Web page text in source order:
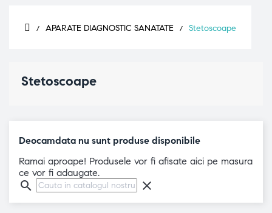
APARATE DIAGNOSTIC SANATATE Stetoscoape
Stetoscoape
Deocamdata nu sunt produse disponibile
Ramai aproape! Produsele vor fi afisate aici pe masura
ce vor fi adaugate.
search clear